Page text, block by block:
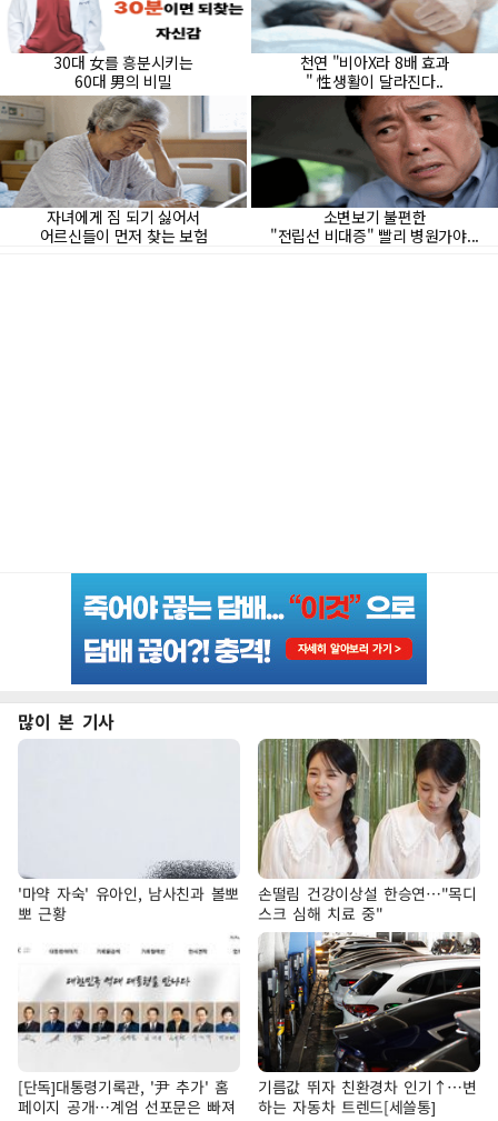
많이 본 기사
'마약 자숙' 유아인, 남사친과 볼뽀
뽀 근황
손떨림 건강이상설 한승연…"목디
스크 심해 치료 중"
[단독]대통령기록관, '尹 추가' 홈
페이지 공개…계엄 선포문은 빠져
기름값 뛰자 친환경차 인기↑…변
하는 자동차 트렌드[세쓸통]